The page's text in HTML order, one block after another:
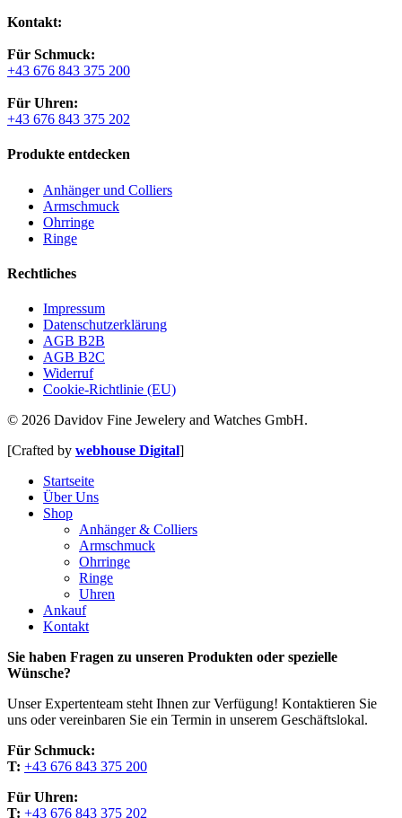
Kontakt:
Für Schmuck:
+43 676 843 375 200
Für Uhren:
+43 676 843 375 202
Produkte entdecken
Anhänger und Colliers
Armschmuck
Ohrringe
Ringe
Rechtliches
Impressum
Datenschutzerklärung
AGB B2B
AGB B2C
Widerruf
Cookie-Richtlinie (EU)
© 2026 Davidov Fine Jewelery and Watches GmbH.
[Crafted by webhouse Digital]
Close
Menu
Startseite
Über Uns
Shop
Anhänger & Colliers
Armschmuck
Ohrringe
Ringe
Uhren
Ankauf
Kontakt
Sie haben Fragen zu unseren Produkten oder spezielle
Wünsche?
Unser Expertenteam steht Ihnen zur Verfügung! Kontaktieren Sie
uns oder vereinbaren Sie ein Termin in unserem Geschäftslokal.
Für Schmuck:
T: +43 676 843 375 200
Für Uhren:
T: +43 676 843 375 202